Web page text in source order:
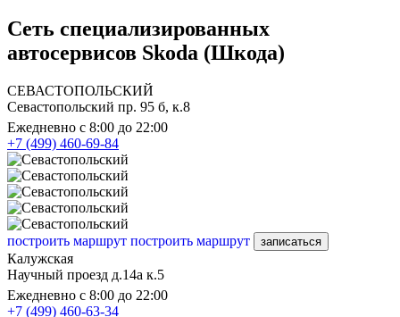
Сеть специализированных
автосервисов Skoda (Шкода)
СЕВАСТОПОЛЬСКИЙ
Севастопольский пр. 95 б, к.8
Ежедневно с 8:00 до 22:00
+7 (499) 460-69-84
построить маршрут построить маршрут записаться
Калужская
Научный проезд д.14а к.5
Ежедневно с 8:00 до 22:00
+7 (499) 460-63-34